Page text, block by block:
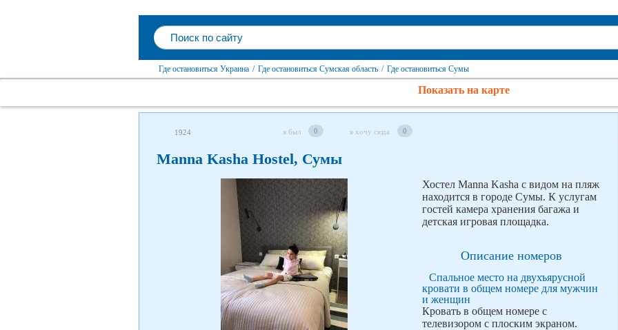
Где остановиться Украина / Где остановиться Сумская область / Где остановиться Сумы
Показать на карте
1924 я был 0 я хочу сюда 0
Manna Kasha Hostel, Сумы
Хостел Manna Kasha с видом на пляж
находится в городе Сумы. К услугам
гостей камера хранения багажа и
детская игровая площадка.
Описание номеров
Спальное место на двухъярусной
кровати в общем номере для мужчин
и женщин
Кровать в общем номере с
телевизором с плоским экраном.